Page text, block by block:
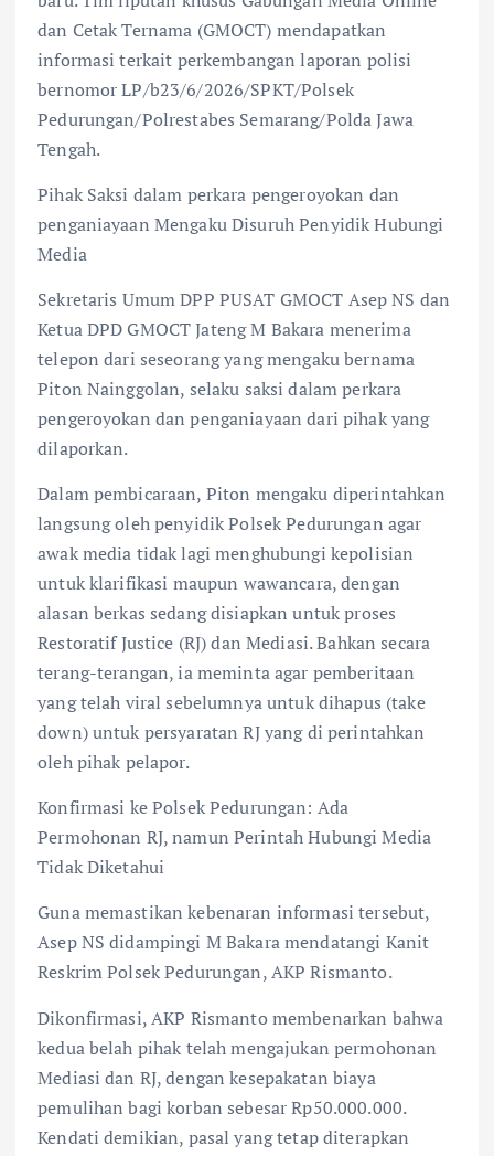
dan Cetak Ternama (GMOCT) mendapatkan
informasi terkait perkembangan laporan polisi
bernomor LP/b23/6/2026/SPKT/Polsek
Pedurungan/Polrestabes Semarang/Polda Jawa
Tengah.
Pihak Saksi dalam perkara pengeroyokan dan
penganiayaan Mengaku Disuruh Penyidik Hubungi
Media
Sekretaris Umum DPP PUSAT GMOCT Asep NS dan
Ketua DPD GMOCT Jateng M Bakara menerima
telepon dari seseorang yang mengaku bernama
Piton Nainggolan, selaku saksi dalam perkara
pengeroyokan dan penganiayaan dari pihak yang
dilaporkan.
Dalam pembicaraan, Piton mengaku diperintahkan
langsung oleh penyidik Polsek Pedurungan agar
awak media tidak lagi menghubungi kepolisian
untuk klarifikasi maupun wawancara, dengan
alasan berkas sedang disiapkan untuk proses
Restoratif Justice (RJ) dan Mediasi. Bahkan secara
terang-terangan, ia meminta agar pemberitaan
yang telah viral sebelumnya untuk dihapus (take
down) untuk persyaratan RJ yang di perintahkan
oleh pihak pelapor.
Konfirmasi ke Polsek Pedurungan: Ada
Permohonan RJ, namun Perintah Hubungi Media
Tidak Diketahui
Guna memastikan kebenaran informasi tersebut,
Asep NS didampingi M Bakara mendatangi Kanit
Reskrim Polsek Pedurungan, AKP Rismanto.
Dikonfirmasi, AKP Rismanto membenarkan bahwa
kedua belah pihak telah mengajukan permohonan
Mediasi dan RJ, dengan kesepakatan biaya
pemulihan bagi korban sebesar Rp50.000.000.
Kendati demikian, pasal yang tetap diterapkan